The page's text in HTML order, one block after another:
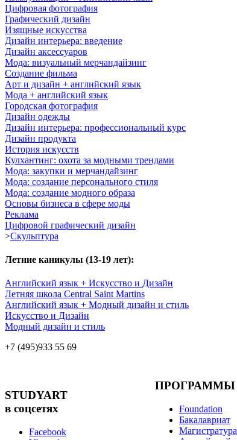
Цифровая фотография
Графический дизайн
Изящные искусства
Дизайн интерьера: введение
Дизайн аксессуаров
Мода: визуальный мерчандайзинг
Создание фильма
Арт и дизайн + английский язык
Мода + английский язык
Городская фотография
Дизайн одежды
Дизайн интерьера: профессиональный курс
Дизайн продукта
История искусств
Кулхантинг: охота за модными трендами
Мода: закупки и мерчандайзинг
Мода: создание персонального стиля
Мода: создание модного образа
Основы бизнеса в сфере моды
Реклама
Цифровой графический дизайн
>Скульптура
Летние каникулы (13-19 лет):
Английский язык + Искусство и Дизайн
Летняя школа Central Saint Martins
Английский язык + Модный дизайн и стиль
Искусство и Дизайн
Модный дизайн и стиль
+7 (495)933 55 69
STUDYART
в соцсетях
Facebook
ПРОГРАММЫ
Foundation
Бакалавриат
Магистратура